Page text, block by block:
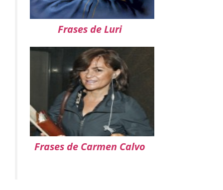
Frases de Luri
Frases de Carmen Calvo